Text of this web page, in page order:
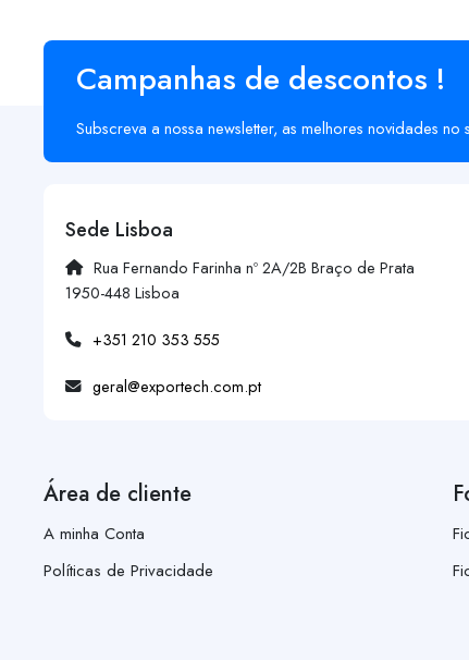
Campanhas de descontos !
Subscreva a nossa newsletter, as melhores novidades no
Sede Lisboa
Rua Fernando Farinha nº 2A/2B Braço de Prata
1950-448 Lisboa
+351 210 353 555
geral@exportech.com.pt
Área de cliente
A minha Conta
Políticas de Privacidade